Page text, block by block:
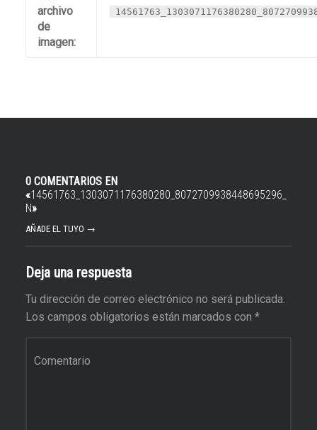
archivo
de
imagen:
0 COMENTARIOS EN
«14561763_1303071176380280_8072709938448695296_
N»
AÑADE EL TUYO →
Deja una respuesta
Tu dirección de correo electrónico no será publicada.
Los campos obligatorios están marcados con *